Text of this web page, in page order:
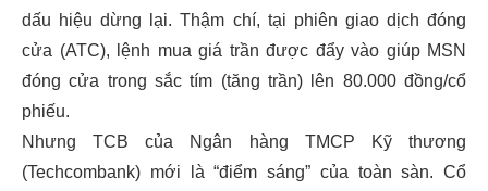
dấu hiệu dừng lại. Thậm chí, tại phiên giao dịch đóng
cửa (ATC), lệnh mua giá trần được đẩy vào giúp MSN
đóng cửa trong sắc tím (tăng trần) lên 80.000 đồng/cổ
phiếu.
Nhưng TCB của Ngân hàng TMCP Kỹ thương
(Techcombank) mới là “điểm sáng” của toàn sàn. Cổ